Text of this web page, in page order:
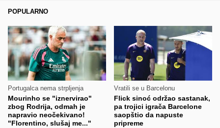
POPULARNO
Portugalca nema strpljenja
Mourinho se "iznervirao"
zbog Rodrija, odmah je
napravio neočekivano!
"Florentino, slušaj me..."
Vratili se u Barcelonu
Flick sinoć održao sastanak,
pa trojici igrača Barcelone
saopštio da napuste
pripreme